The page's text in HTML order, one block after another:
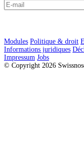
Modules Politique & droit
Informations juridiques
Impressum Jobs
© Copyright 2026